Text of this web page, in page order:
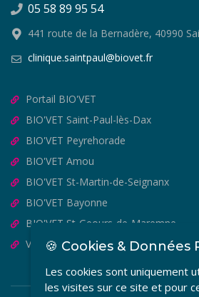
05 58 89 95 54
441 route de la Bernadère, 40990
clinique.saintpaul@biovet.fr
Portail BIO'VET
BIO'VET Saint-Paul-lès-Dax
BIO'VET Peyrehorade
BIO'VET Amou
BIO'VET St-Martin-de-Seignanx
BIO'VET Bayonne
BIO'VET St-Geours-de-Maremne
VET'OSTEO
🍪 Cookies & Données
Les cookies sont uniquement
les visites sur ce site et pour